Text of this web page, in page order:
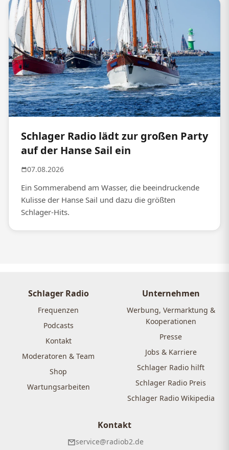
Schlager Radio lädt zur großen Party
auf der Hanse Sail ein
07.08.2026
Ein Sommerabend am Wasser, die beeindruckende
Kulisse der Hanse Sail und dazu die größten
Schlager-Hits.
Schlager Radio
Frequenzen
Podcasts
Kontakt
Moderatoren & Team
Shop
Wartungsarbeiten
Unternehmen
Werbung, Vermarktung &
Kooperationen
Presse
Jobs & Karriere
Schlager Radio hilft
Schlager Radio Preis
Schlager Radio Wikipedia
Kontakt
service@radiob2.de